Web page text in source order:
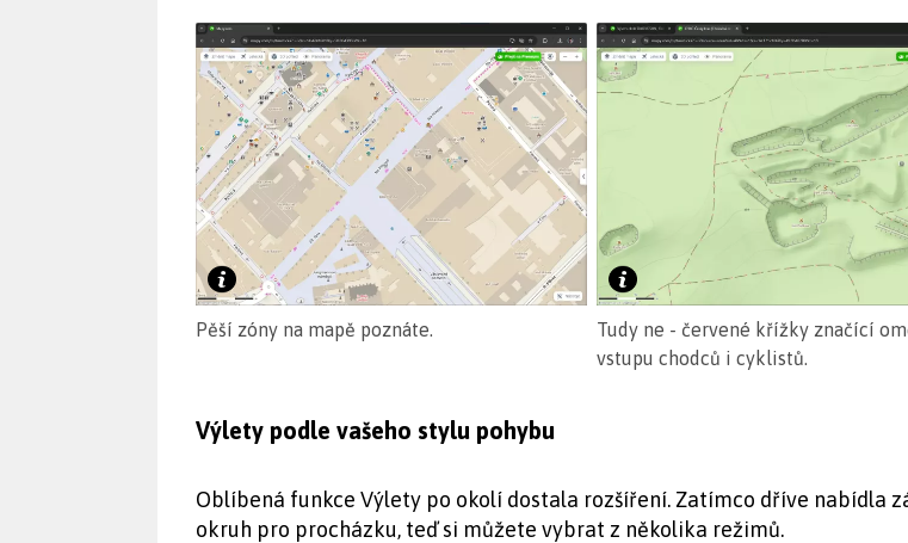
Pěší zóny na mapě poznáte.
Tudy ne - červené křížky značící
vstupu chodců i cyklistů.
Výlety podle vašeho stylu pohybu
Oblíbená funkce Výlety po okolí dostala rozšíření. Zatímco dříve nabídla
okruh pro procházku, teď si můžete vybrat z několika režimů.